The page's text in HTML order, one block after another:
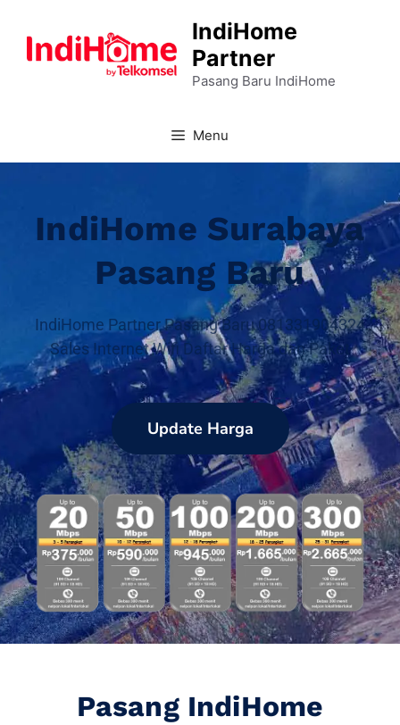
IndiHome
Partner
Pasang Baru IndiHome
Menu
IndiHome Surabaya
Pasang Baru
IndiHome Partner Pasang Baru 081331904324
Sales Internet Wifi Daftar Harga dan Paket
Update Harga
Pasang IndiHome